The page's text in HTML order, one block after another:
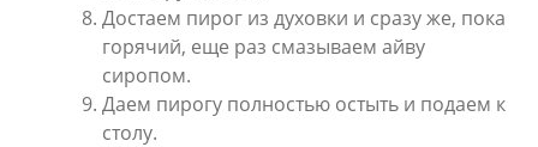
Достаем пирог из духовки и сразу же, пока
горячий, еще раз смазываем айву
сиропом.
Даем пирогу полностью остыть и подаем к
столу.